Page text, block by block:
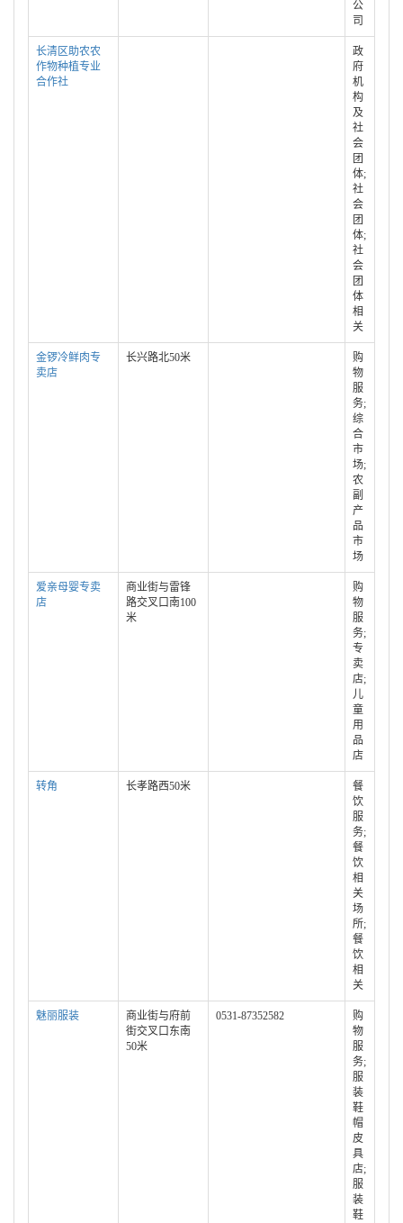
公
司
长清区助农农
作物种植专业
合作社
政
府
机
构
及
社
会
团
体;
社
会
团
体;
社
会
团
体
相
关
金锣冷鲜肉专
卖店
长兴路北50米
购
物
服
务;
综
合
市
场;
农
副
产
品
市
场
爱亲母婴专卖
店
商业街与雷锋
路交叉口南100
米
购
物
服
务;
专
卖
店;
儿
童
用
品
店
转角 长孝路西50米
餐
饮
服
务;
餐
饮
相
关
场
所;
餐
饮
相
关
魅丽服装
商业街与府前
街交叉口东南
50米
0531-87352582
购
物
服
务;
服
装
鞋
帽
皮
具
店;
服
装
鞋